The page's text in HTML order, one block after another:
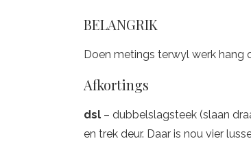
BELANGRIK
Doen metings terwyl werk hang
Afkortings
dsl – dubbelslagsteek (slaan
en trek deur. Daar is nou vier